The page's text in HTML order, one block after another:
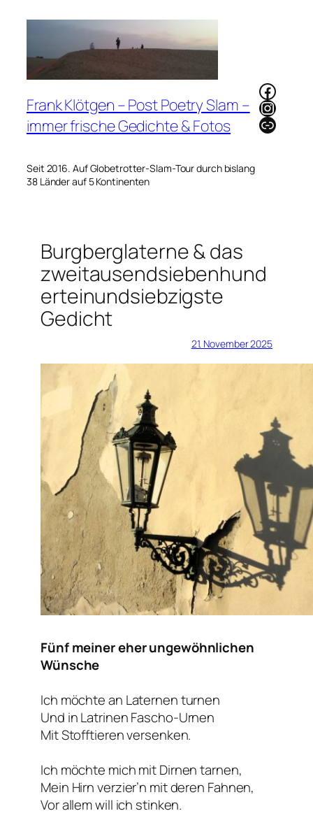
Frank Klötgen – Post Poetry Slam –
immer frische Gedichte & Fotos
Seit 2016. Auf Globetrotter-Slam-Tour durch bislang
38 Länder auf 5 Kontinenten
Link
Burgberglaterne & das
zweitausendsiebenhund
erteinundsiebzigste
Gedicht
21. November 2025
Fünf meiner eher ungewöhnlichen
Wünsche
Ich möchte an Laternen turnen
Und in Latrinen Fascho-Urnen
Mit Stofftieren versenken.
Ich möchte mich mit Dirnen tarnen,
Mein Hirn verzier’n mit deren Fahnen,
Vor allem will ich stinken.